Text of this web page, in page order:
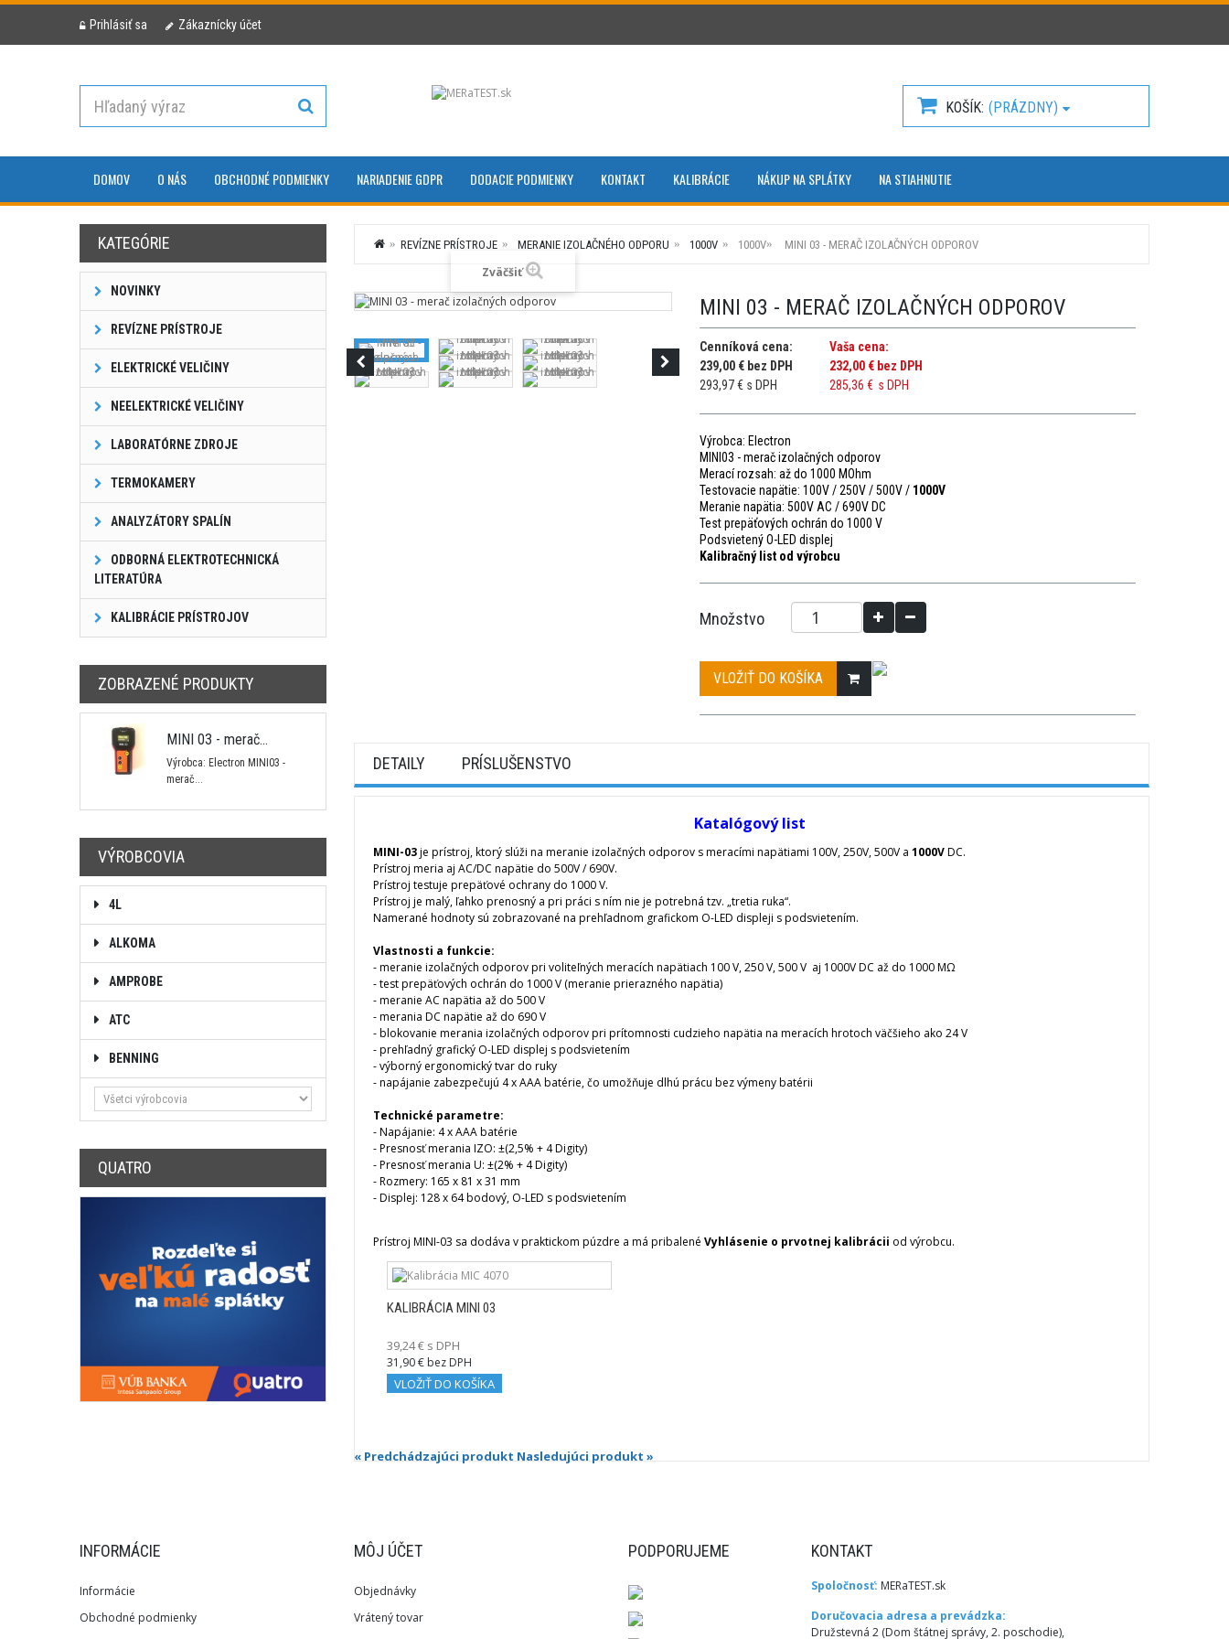
Prihlásiť sa Zákaznícky účet
KOŠÍK (PRÁZDNY)
DOMOV O NÁS OBCHODNÉ PODMIENKY NARIADENIE GDPR DODACIE PODMIENKY KONTAKT KALIBRÁCIE NÁKUP NA SPLÁTKY NA STIAHNUTIE
KATEGÓRIE
NOVINKY
REVÍZNE PRÍSTROJE
ELEKTRICKÉ VELIČINY
NEELEKTRICKÉ VELIČINY
LABORATÓRNE ZDROJE
TERMOKAMERY
ANALYZÁTORY SPALÍN
ODBORNÁ ELEKTROTECHNICKÁ
LITERATÚRA
KALIBRÁCIE PRÍSTROJOV
ZOBRAZENÉ PRODUKTY
MINI 03 - merač...
Výrobca: Electron MINI03 -
merač...
VÝROBCOVIA
4L
ALKOMA
AMPROBE
ATC
BENNING
QUATRO
REVÍZNE PRÍSTROJE MERANIE IZOLAČNÉHO ODPORU 1000V 1000V MINI 03 - MERAČ IZOLAČNÝCH ODPOROV
Zväčšiť
MINI 03 - MERAČ IZOLAČNÝCH ODPOROV
Cenníková cena:
239,00 € bez DPH
293,97 € s DPH
Vaša cena:
232,00 € bez DPH
285,36 € s DPH
Výrobca: Electron
MINI03 - merač izolačných odporov
Merací rozsah: až do 1000 MOhm
Testovacie napätie: 100V / 250V / 500V / 1000V
Meranie napätia: 500V AC / 690V DC
Test prepäťových ochrán do 1000 V
Podsvietený O-LED displej
Kalibračný listod výrobcu
Množstvo
VLOŽIŤ DO KOŠÍKA
DETAILY PRÍSLUŠENSTVO
Katalógový list
MINI-03je prístroj, ktorý slúži na meranie izolačných odporov s meracími napätiami 100V, 250V, 500V a 1000VDC.
Prístroj meria aj AC/DC napätie do 500V / 690V.
Prístroj testuje prepäťové ochrany do 1000 V.
Prístroj je malý, ľahko prenosný a pri práci s ním nie je potrebná tzv. „tretia ruka“.
Namerané hodnoty sú zobrazované na prehľadnom grafickom O-LED displeji s podsvietením.
Vlastnosti a funkcie:
- meranie izolačných odporov pri voliteľných meracích napätiach 100 V, 250 V, 500 V aj 1000V DC až do 1000 MΩ
- test prepäťových ochrán do 1000 V (meranie prierazného napätia)
- meranie AC napätia až do 500 V
- merania DC napätie až do 690 V
- blokovanie merania izolačných odporov pri prítomnosti cudzieho napätia na meracích hrotoch väčšieho ako 24 V
- prehľadný grafický O-LED displej s podsvietením
- výborný ergonomický tvar do ruky
- napájanie zabezpečujú 4 x AAA batérie, čo umožňuje dlhú prácu bez výmeny batérii
Technické parametre:
- Napájanie: 4 x AAA batérie
- Presnosť merania IZO: ±(2,5% + 4 Digity)
- Presnosť merania U: ±(2% + 4 Digity)
- Rozmery: 165 x 81 x 31 mm
- Displej: 128 x 64 bodový, O-LED s podsvietením
Prístroj MINI-03 sa dodáva v praktickom púzdre a má pribalené Vyhlásenie o prvotnej kalibrácii od výrobcu.
KALIBRÁCIA MINI 03
39,24 € s DPH
31,90 € bez DPH
VLOŽIŤ DO KOŠÍKA
« Predchádzajúci produkt Nasledujúci produkt »
INFORMÁCIE
Informácie
Obchodné podmienky
MÔJ ÚČET
Objednávky
Vrátený tovar
PODPORUJEME KONTAKT
Spoločnosť: MERaTEST.sk
Doručovacia adresa a prevádzka:
Družstevná 2 (Dom štátnej správy, 2. poschodie),